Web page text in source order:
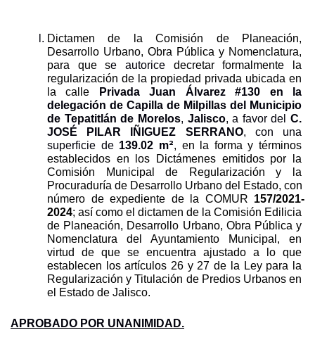
Dictamen de la Comisión de Planeación,
Desarrollo Urbano, Obra Pública y Nomenclatura,
para que se autorice decretar formalmente la
regularización de la propiedad privada ubicada en
la calle
Privada Juan Álvarez #130 en la
delegación de Capilla de Milpillas del Municipio
de Tepatitlán de Morelos, Jalisco, a favor del C.
JOSÉ PILAR IÑIGUEZ SERRANO, con una
superficie de 139.02 m2, en la forma y términos
establecidos en los Dictámenes emitidos por la
Comisión Municipal de Regularización y la
Procuraduría de Desarrollo Urbano del Estado, con
número de expediente de la COMUR 157/2021-
2024; así como el dictamen de la Comisión Edilicia
de Planeación, Desarrollo Urbano, Obra Pública y
Nomenclatura del Ayuntamiento Municipal, en
virtud de que se encuentra ajustado a lo que
establecen los artículos 26 y 27 de la Ley para la
Regularización y Titulación de Predios Urbanos en
el Estado de Jalisco.
APROBADO POR UNANIMIDAD.